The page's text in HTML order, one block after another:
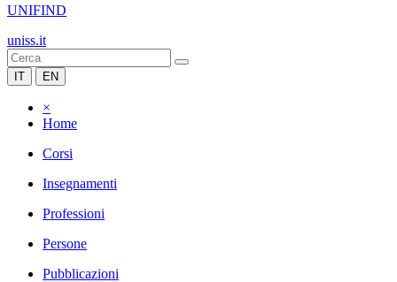
UNIFIND
uniss.it
IT EN
×
Home
Corsi
Insegnamenti
Professioni
Persone
Pubblicazioni